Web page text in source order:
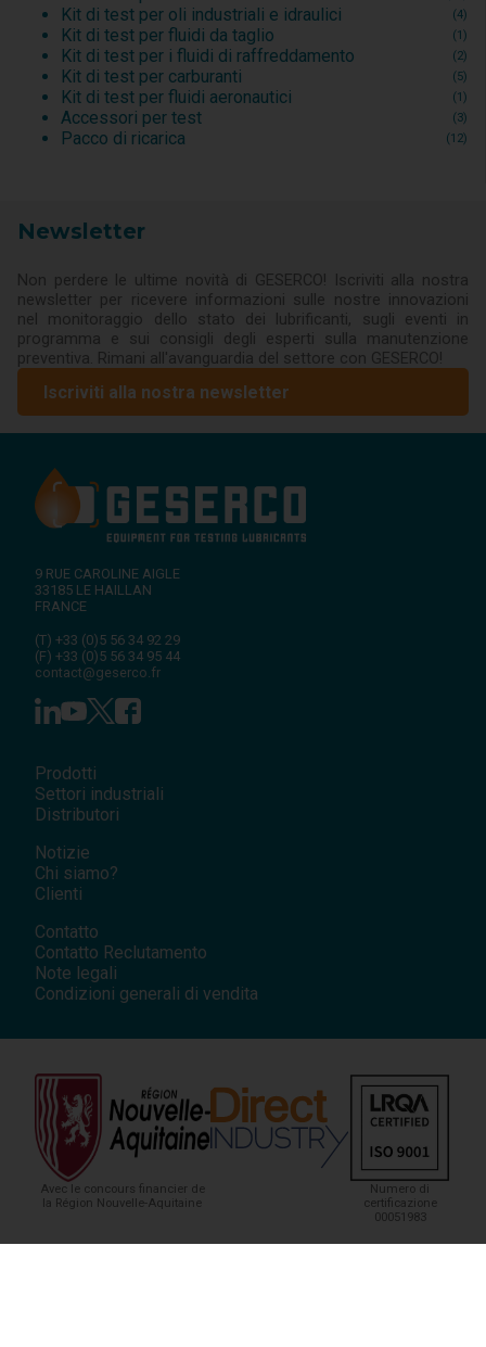
Kit di test per oli industriali e idraulici (4)
Kit di test per fluidi da taglio (1)
Kit di test per i fluidi di raffreddamento (2)
Kit di test per carburanti (5)
Kit di test per fluidi aeronautici (1)
Accessori per test (3)
Pacco di ricarica (12)
Newsletter
Non perdere le ultime novità di GESERCO! Iscriviti alla nostra
newsletter per ricevere informazioni sulle nostre innovazioni
nel monitoraggio dello stato dei lubrificanti, sugli eventi in
programma e sui consigli degli esperti sulla manutenzione
preventiva. Rimani all'avanguardia del settore con GESERCO!
Iscriviti alla nostra newsletter
9 RUE CAROLINE AIGLE
33185 LE HAILLAN
FRANCE
(T) +33 (0)5 56 34 92 29
(F) +33 (0)5 56 34 95 44
contact@geserco.fr
Prodotti
Settori industriali
Distributori
Notizie
Chi siamo?
Clienti
Contatto
Contatto Reclutamento
Note legali
Condizioni generali di vendita
Avec le concours financier de
la Région Nouvelle-Aquitaine
Numero di
certificazione
00051983